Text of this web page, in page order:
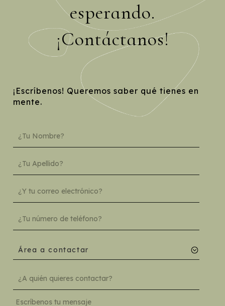
esperando.
¡Contáctanos!
¡Escríbenos! Queremos saber qué tienes en
mente.
Área a contactar